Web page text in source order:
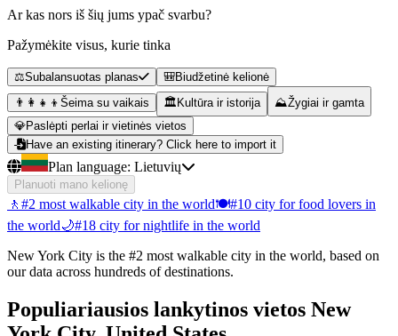
Ar kas nors iš šių jums ypač svarbu?
Pažymėkite visus, kurie tinka
⚖️Subalansuotas planas 🎒Biudžetinė kelionė
👨‍👩‍👧‍👦 Šeima su vaikais 🏛️ Kultūra ir istorija ⛰️Žygiai ir gamta
💎Paslėpti perlai ir vietinės vietos
Have an existing itinerary? Click here to import it
Plan language: Lietuvių
Planuoti mano kelionę
🚶 #2 most walkable city in the world🍽️#10 city for food lovers in
the world🌙#18 city for nightlife in the world
New York City is the #2 most walkable city in the world, based on
our data across hundreds of destinations.
Populiariausios lankytinos vietos New